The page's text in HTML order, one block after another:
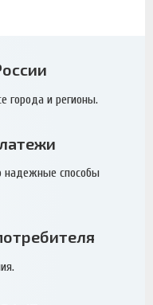
города и регионы.
надежные способы